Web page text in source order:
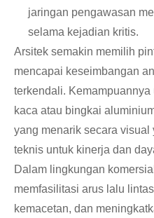
jaringan pengawasan
selama kejadian kritis.
Arsitek semakin memilih
mencapai keseimbangan
terkendali.
kaca atau bingkai
yang menarik secara
teknis untuk kinerja dan
Dalam lingkungan
memfasilitasi arus lalu
kemacetan, dan